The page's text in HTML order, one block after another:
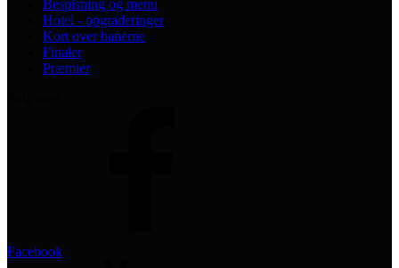
Bespisning og menu
Hotel - opgraderinger
Kort over banerne
Finaler
Præmier
Facebook